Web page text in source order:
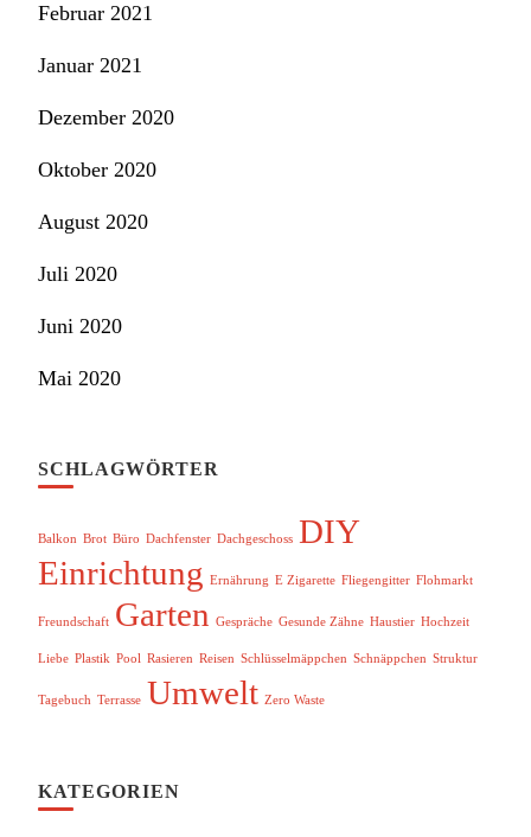
Februar 2021
Januar 2021
Dezember 2020
Oktober 2020
August 2020
Juli 2020
Juni 2020
Mai 2020
SCHLAGWÖRTER
Balkon Brot Büro Dachfenster Dachgeschoss DIY
Einrichtung Ernährung E Zigarette Fliegengitter Flohmarkt
Freundschaft Garten Gespräche Gesunde Zähne Haustier Hochzeit
Liebe Plastik Pool Rasieren Reisen Schlüsselmäppchen Schnäppchen Struktur
Tagebuch Terrasse Umwelt Zero Waste
KATEGORIEN